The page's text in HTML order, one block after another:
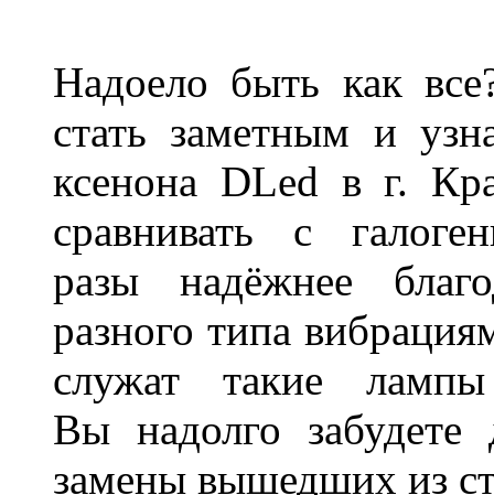
Надоело быть как
стать заметным и
ксенона DLed в г.
сравнивать с
разы надёжнее
разного типа
служат такие
Вы надолго забудете
замены вышедших из